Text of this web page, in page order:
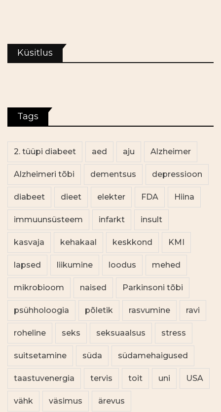
Küsitlus
Tags
2. tüüpi diabeet aed aju Alzheimer
Alzheimeri tõbi dementsus depressioon
diabeet dieet elekter FDA Hiina
immuunsüsteem infarkt insult
kasvaja kehakaal keskkond KMI
lapsed liikumine loodus mehed
mikrobioom naised Parkinsoni tõbi
psühholoogia põletik rasvumine ravi
roheline seks seksuaalsus stress
suitsetamine süda südamehaigused
taastuvenergia tervis toit uni USA
vähk väsimus ärevus